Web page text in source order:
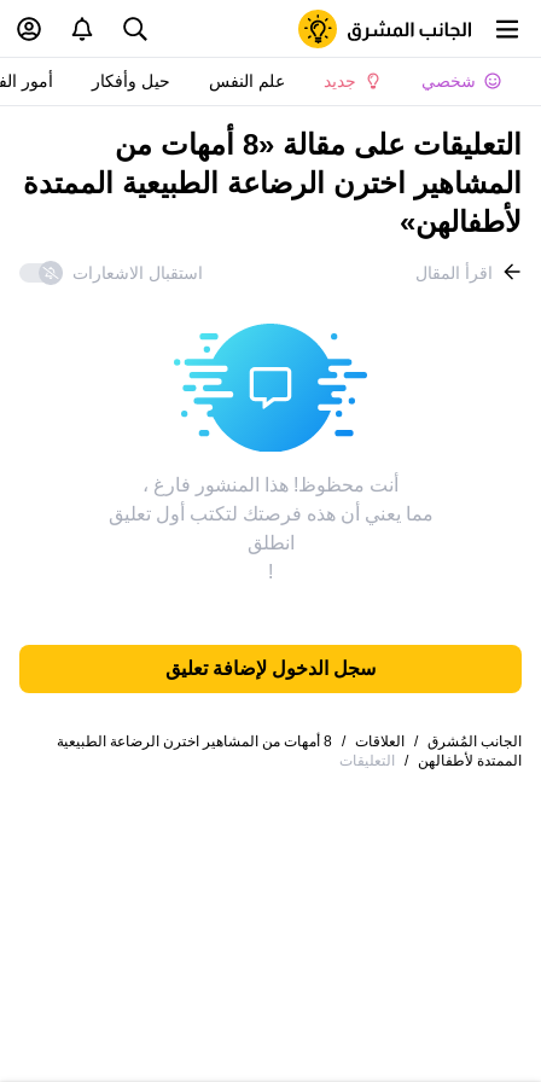
شخصي جديد علم النفس حيل وأفكار أمور
التعليقات على مقالة «8 أمهات من
المشاهير اخترن الرضاعة الطبيعية الممتدة
لأطفالهن»
اقرأ المقال استقبال الاشعارات
أنت محظوظ! هذا المنشور فارغ ،
مما يعني أن هذه فرصتك لتكتب أول تعليق
انطلق
!
سجل الدخول لإضافة تعليق
الجانب المُشرق / العلاقات /
8 أمهات من المشاهير اخترن الرضاعة الطبيعية
الممتدة لأطفالهن / التعليقات